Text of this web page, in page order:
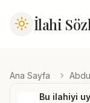
light_mode İlahi
Ana Sayfa chevron_right
Bu ilahiyi